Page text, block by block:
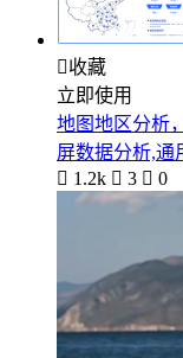
收藏
立即使用
地图地区分析
屏数据分析,通
 1.2k  3  0